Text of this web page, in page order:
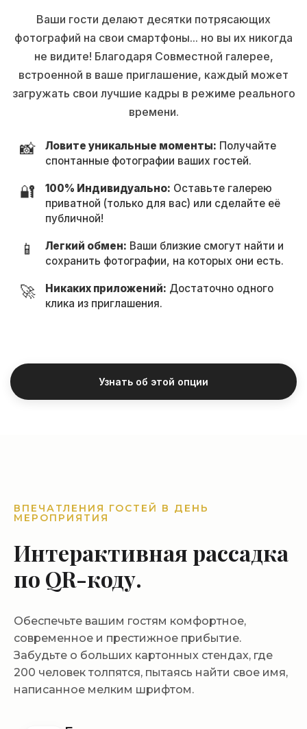
Ваши гости делают десятки потрясающих
фотографий на свои смартфоны... но вы их никогда
не видите! Благодаря Совместной галерее,
встроенной в ваше приглашение, каждый может
загружать свои лучшие кадры в режиме реального
времени.
📸 Ловите уникальные моменты: Получайте
спонтанные фотографии ваших гостей.
🔐 100% Индивидуально: Оставьте галерею
приватной (только для вас) или сделайте её
публичной!
📱 Легкий обмен: Ваши близкие смогут найти и
сохранить фотографии, на которых они есть.
🚀 Никаких приложений: Достаточно одного
клика из приглашения.
Узнать об этой опции
ВПЕЧАТЛЕНИЯ ГОСТЕЙ В ДЕНЬ
МЕРОПРИЯТИЯ
Интерактивная рассадка
по QR-коду.
Обеспечьте вашим гостям комфортное,
современное и престижное прибытие.
Забудьте о больших картонных стендах, где
200 человек толпятся, пытаясь найти свое имя,
написанное мелким шрифтом.